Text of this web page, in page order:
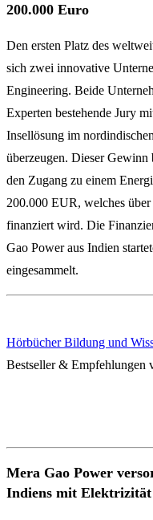
200.000 Euro
Den ersten Platz des
sich zwei innovative
Engineering. Beide
Experten bestehende Jury
Insellösung im
überzeugen. Dieser Gewinn
den Zugang zu einem
200.000 EUR, welches
finanziert wird. Die
Gao Power aus Indien
eingesammelt.
Hörbücher Bildung und
Bestseller & Empfehlungen
Mera Gao Power
Indiens mit